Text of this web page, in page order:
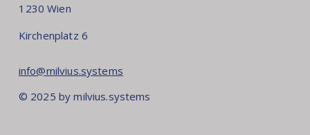
1230 Wien
Kirchenplatz 6
info@milvius.systems
© 2025 by milvius.systems